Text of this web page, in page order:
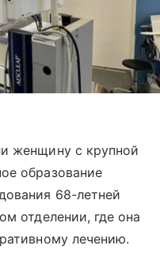
женщину с крупной
образование
68-летней
отделении, где она
лечению.